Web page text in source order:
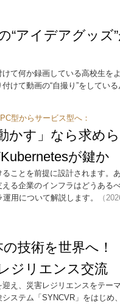
“アイデアグッズ
て何か録画している高校生を
けて動画の“自撮り”をしてい
型からサービス型へ：
かす」なら求め
が鍵か
ことを前提に設計されます。
る企業のインフラはどうある
用について解説します。
（
の技術を世界へ
ジリエンス交流
え、災害レジリエンスをテー
ステム「SYNCVR」をはじめ